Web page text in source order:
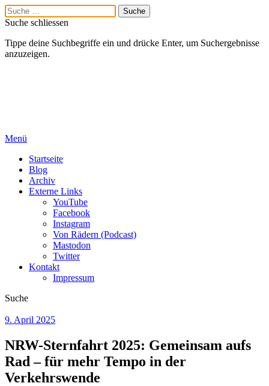
Suche schliessen
Tippe deine Suchbegriffe ein und drücke Enter, um Suchergebnisse
anzuzeigen.
Menü
Startseite
Blog
Archiv
Externe Links
YouTube
Facebook
Instagram
Von Rädern (Podcast)
Mastodon
Twitter
Kontakt
Impressum
Suche
9. April 2025
NRW-Sternfahrt 2025: Gemeinsam aufs
Rad – für mehr Tempo in der
Verkehrswende